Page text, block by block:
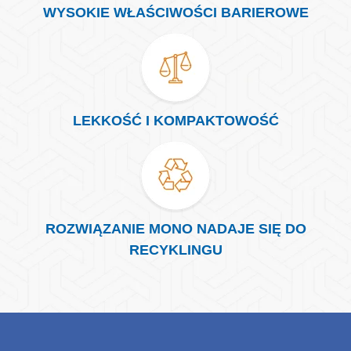
WYSOKIE WŁAŚCIWOŚCI BARIEROWE
LEKKOŚĆ I KOMPAKTOWOŚĆ
ROZWIĄZANIE MONO NADAJE SIĘ DO
RECYKLINGU